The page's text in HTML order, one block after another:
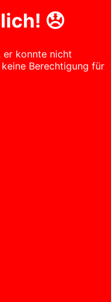
😞
er konnte nicht
Berechtigung für